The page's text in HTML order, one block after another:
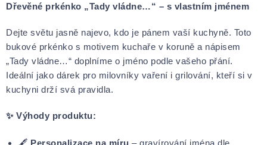
Dřevěné prkénko „Tady vládne…“ – s vlastním jménem
Dejte světu jasně najevo, kdo je pánem vaší kuchyně. Toto
bukové prkénko s motivem kuchaře v koruně a nápisem
„Tady vládne…“ doplníme o jméno podle vašeho přání.
Ideální jako dárek pro milovníky vaření i grilování, kteří si v
kuchyni drží svá pravidla.
✨ Výhody produktu:
🖋 Personalizace na míru – gravírování jména dle